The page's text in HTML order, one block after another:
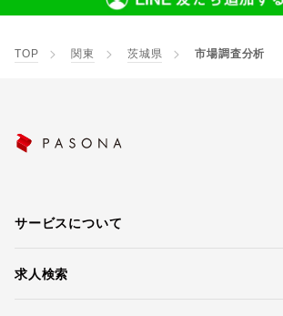
TOP 関東 茨城県 市場調査分析
サービスについて
求人検索